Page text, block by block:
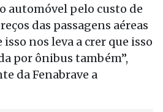
automóvel pelo custo de
das passagens aéreas
nos leva a crer que isso
por ônibus também”,
da Fenabrave a